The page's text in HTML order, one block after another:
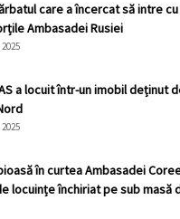
care a încercat să intre cu
Ambasadei Rusiei
a locuit într-un imobil deținut
în curtea Ambasadei
locuințe închiriat pe sub masă